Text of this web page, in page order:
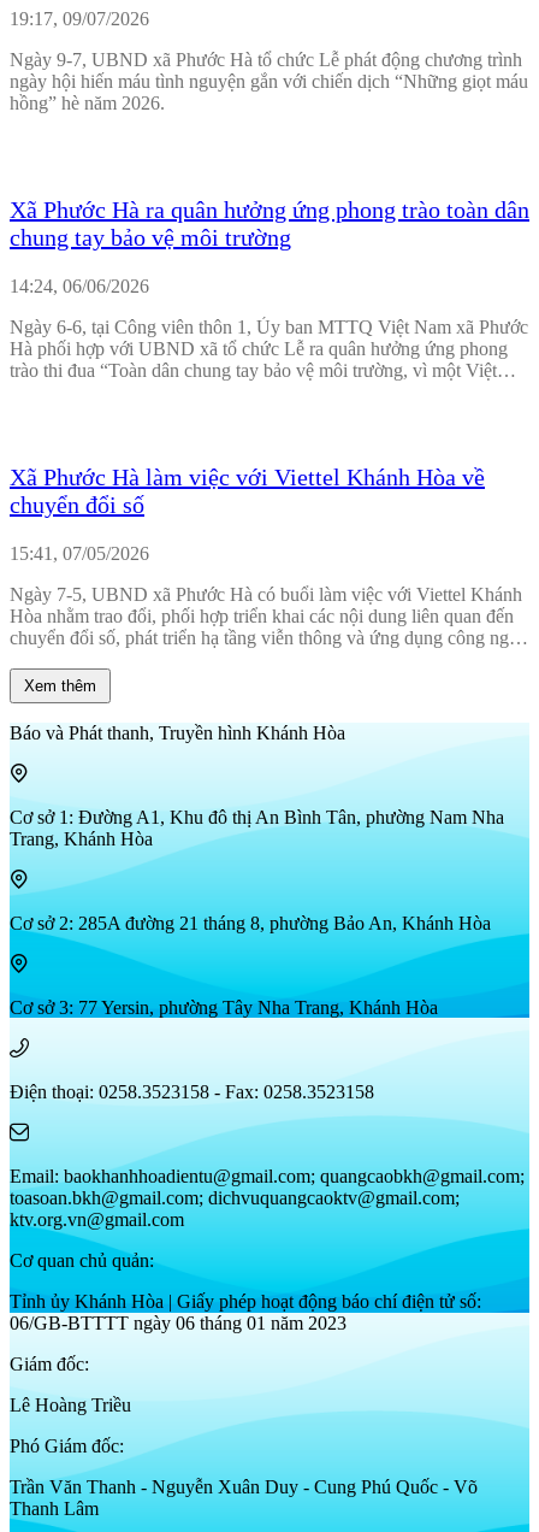
19:17, 09/07/2026
Ngày 9-7, UBND xã Phước Hà tổ chức Lễ phát động chương trình
ngày hội hiến máu tình nguyện gắn với chiến dịch “Những giọt máu
hồng” hè năm 2026.
Xã Phước Hà ra quân hưởng ứng phong trào toàn dân
chung tay bảo vệ môi trường
14:24, 06/06/2026
Ngày 6-6, tại Công viên thôn 1, Ủy ban MTTQ Việt Nam xã Phước
Hà phối hợp với UBND xã tổ chức Lễ ra quân hưởng ứng phong
trào thi đua “Toàn dân chung tay bảo vệ môi trường, vì một Việt
Xã Phước Hà làm việc với Viettel Khánh Hòa về
chuyển đổi số
15:41, 07/05/2026
Ngày 7-5, UBND xã Phước Hà có buổi làm việc với Viettel Khánh
Hòa nhằm trao đổi, phối hợp triển khai các nội dung liên quan đến
chuyển đổi số, phát triển hạ tầng viễn thông và ứng dụng công nghệ
Xem thêm
Báo và Phát thanh, Truyền hình Khánh Hòa
Cơ sở 1: Đường A1, Khu đô thị An Bình Tân, phường Nam Nha
Trang, Khánh Hòa
Cơ sở 2: 285A đường 21 tháng 8, phường Bảo An, Khánh Hòa
Cơ sở 3: 77 Yersin, phường Tây Nha Trang, Khánh Hòa
Điện thoại: 0258.3523158 - Fax: 0258.3523158
Email: baokhanhhoadientu@gmail.com; quangcaobkh@gmail.com;
toasoan.bkh@gmail.com; dichvuquangcaoktv@gmail.com;
ktv.org.vn@gmail.com
Cơ quan chủ quản:
Tỉnh ủy Khánh Hòa | Giấy phép hoạt động báo chí điện tử số:
06/GB-BTTTT ngày 06 tháng 01 năm 2023
Giám đốc:
Lê Hoàng Triều
Phó Giám đốc:
Trần Văn Thanh - Nguyễn Xuân Duy - Cung Phú Quốc - Võ
Thanh Lâm